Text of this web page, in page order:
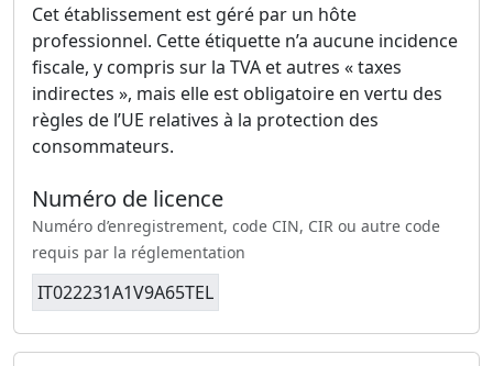
Cet établissement est géré par un hôte
professionnel. Cette étiquette n’a aucune incidence
fiscale, y compris sur la TVA et autres « taxes
indirectes », mais elle est obligatoire en vertu des
règles de l’UE relatives à la protection des
consommateurs.
Numéro de licence
Numéro d’enregistrement, code CIN, CIR ou autre code
requis par la réglementation
IT022231A1V9A65TEL